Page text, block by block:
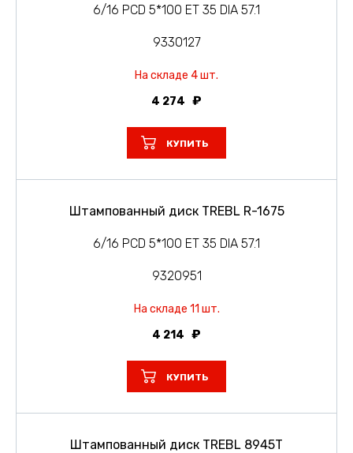
6/16 PCD 5*100 ET 35 DIA 57.1
9330127
На складе 4 шт.
4 274
КУПИТЬ
Штампованный диск TREBL R-1675
6/16 PCD 5*100 ET 35 DIA 57.1
9320951
На складе 11 шт.
4 214
КУПИТЬ
Штампованный диск TREBL 8945T